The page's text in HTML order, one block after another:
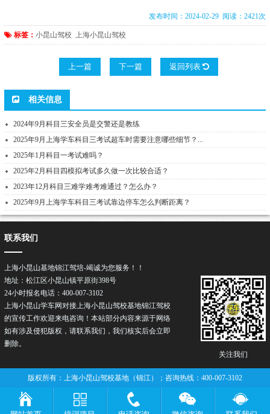
发布时间：2024-02-29 阅读：2421次
标签： 小昆山驾校 上海小昆山驾校
上一篇 下一篇 返回列表
相关信息
2024年9月科目三安全员是交警还是教练
2025年9月上海学车科目三考试超车时需要注意哪些细节？...
2025年1月科目一考试难吗？
2025年2月科目四模拟考试多久做一次比较合适？
2023年12月科目三难学难考难通过？怎么办？
2025年9月上海学车科目三考试靠边停车怎么判断距离？
关注我们
联系我们
上海小昆山基地锦江驾培-竭诚为您服务！！
地址：松江区小昆山镇平原街398号
24小时报名电话：400-007-3102
上海小昆山学车网对接上海小昆山驾校基地锦江驾校
的宣传工作欢迎来电咨询！本站部分内容来源于网络
如有涉及侵犯版权，请联系我们，我们核实后会立即
删除。
版权所有：上海小昆山驾校基地（锦江）；咨询热线：400-007-3102